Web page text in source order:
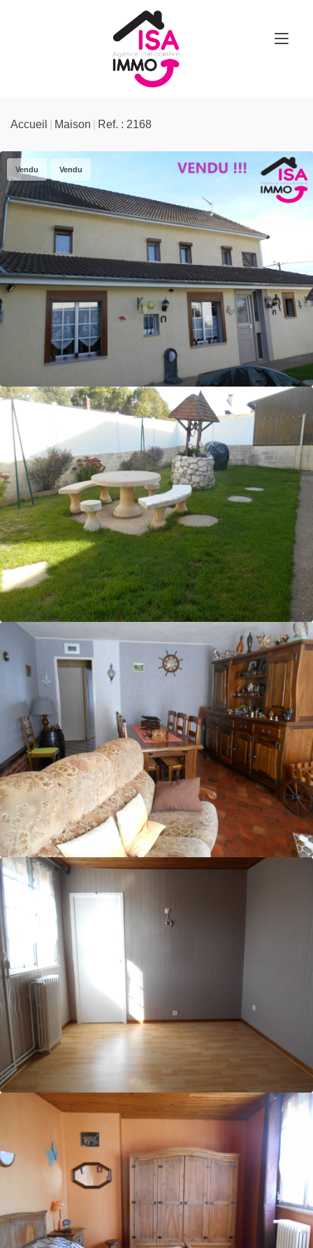
Accueil Maison Ref. : 2168
Vendu Vendu